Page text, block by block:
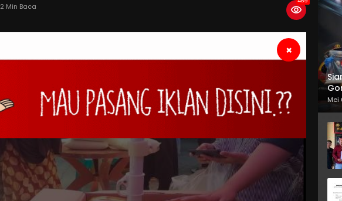
2 Min Baca
×
Mei